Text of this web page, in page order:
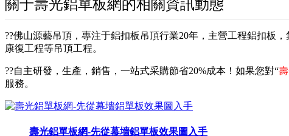
關于壽光鋁單板網的相關資訊動態
??佛山源藝吊頂，專注于鋁扣板吊頂行業20年，主營工程鋁扣板
康復工程等吊頂工程。
??自主研發，生產，銷售，一站式采購節省20%成本！如果您對“
服務。
壽光鋁單板網-先從幕墻鋁單板效果圖入手